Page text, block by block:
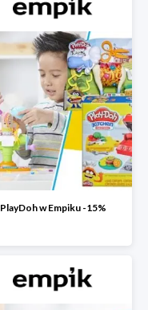
PlayDoh w Empiku -15%